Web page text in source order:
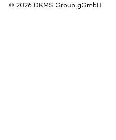
© 2026 DKMS Group gGmbH